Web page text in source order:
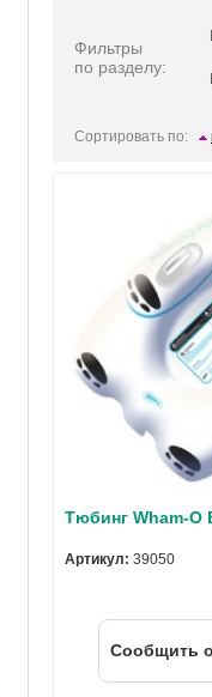
Фильтры
по разделу:
Сортировать по:
Тюбинг Wham-O
Артикул: 39050
Cообщить